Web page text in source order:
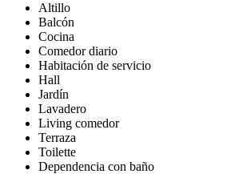
Altillo
Balcón
Cocina
Comedor diario
Habitación de servicio
Hall
Jardín
Lavadero
Living comedor
Terraza
Toilette
Dependencia con baño